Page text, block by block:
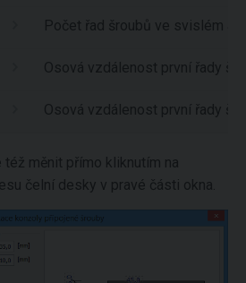
Počet řad šroubů ve svislém a
Osová vzdálenost první řady
Osová vzdálenost první řady
měnit přímo kliknutím na
čelní desky v pravé části okna.